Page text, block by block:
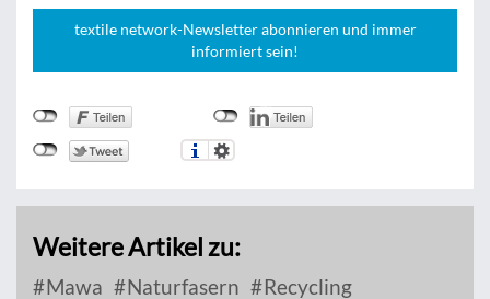
textile network-Newsletter abonnieren und immer
informiert sein!
Weitere Artikel zu:
Mawa Naturfasern Recycling